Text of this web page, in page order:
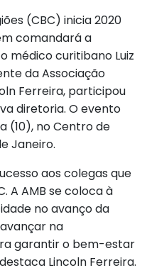
(CBC) inicia 2020
comandará a
médico curitibano Luiz
da Associação
Ferreira, participou
diretoria. O evento
(10), no Centro de
Janeiro.
aos colegas que
A AMB se coloca à
no avanço da
na
garantir o bem-estar
Lincoln Ferreira.